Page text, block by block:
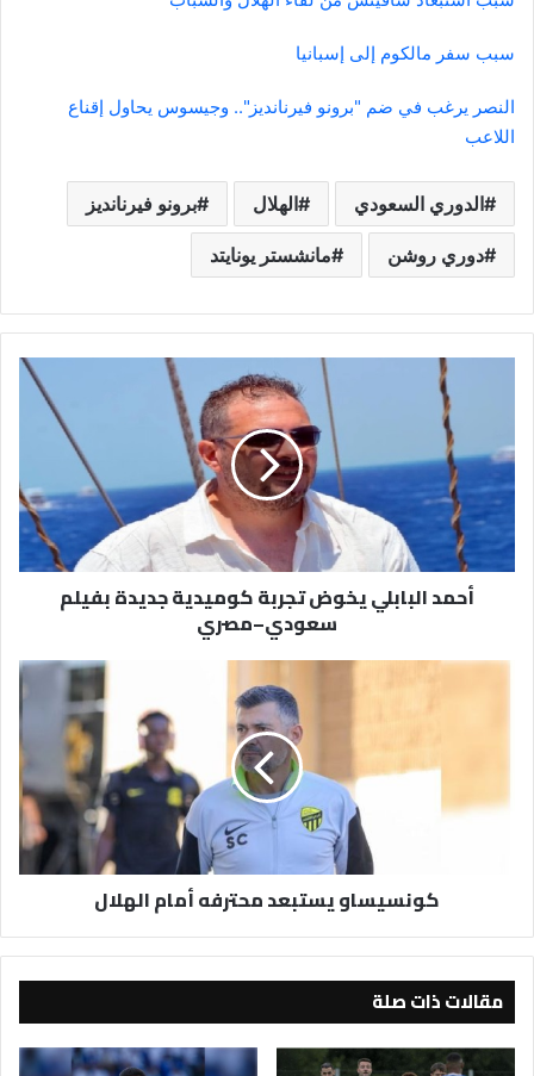
سبب سفر مالكوم إلى إسبانيا
النصر يرغب في ضم "برونو فيرنانديز".. وجيسوس يحاول إقناع
اللاعب
الدوري السعودي الهلال برونو فيرنانديز
دوري روشن مانشستر يونايتد
تجربة
كوميدية
جديدة
بفيلم
سعودي–
مصري
أحمد البابلي يخوض تجربة كوميدية جديدة بفيلم
سعودي–مصري
كونسيساو
كونسيساو يستبعد محترفه أمام الهلال
مقالات ذات صلة